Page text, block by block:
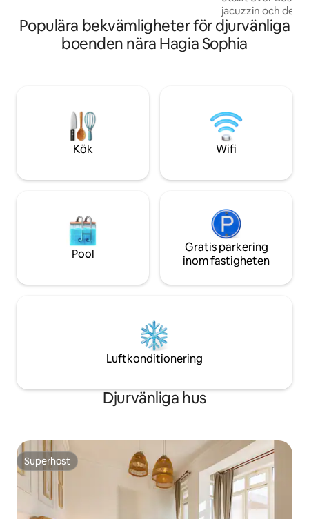
gånger. Gångavstånd till Galataport,
Oldtown och många restauranger. Det
är långt från bullret, centralt, beläget i
Cihangir. Restauranger och marknader
som serverar dygnet runt i närheten
jacuzzin och den
av det vackert
med mysiga
grönska som är
njuta av
minnesvärd
Populära bekvämligheter för djurvänliga
boenden nära Hagia Sophia
Kök Wifi
Pool
Gratis parkering
inom fastigheten
Luftkonditionering
Djurvänliga hus
Superhost
Superhost